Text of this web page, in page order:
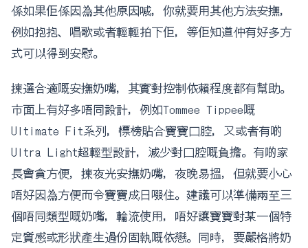
係如果佢係因為其他原因喊，你就要用其他方法安撫，
例如抱抱、唱歌或者輕輕拍下佢，等佢知道仲有好多方
式可以得到安慰。
揀選合適嘅安撫奶嘴，其實對控制依賴程度都有幫助。
市面上有好多唔同設計，例如Tommee Tippee嘅
Ultimate Fit系列，標榜貼合寶寶口腔，又或者有啲
Ultra Light超輕型設計，減少對口腔嘅負擔。有啲家
長會貪方便，揀夜光安撫奶嘴，夜晚易搵，但就要小心
唔好因為方便而令寶寶成日啜住。建議可以準備兩至三
個唔同類型嘅奶嘴，輪流使用，唔好讓寶寶對某一個特
定質感或形狀產生過份固執嘅依戀。同時，要嚴格將奶